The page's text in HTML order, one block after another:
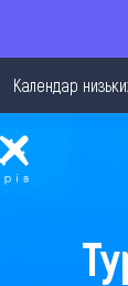
Календар